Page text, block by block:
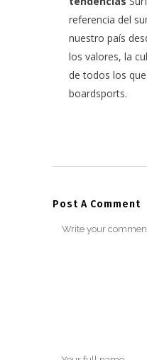
referencia del
nuestro país
los valores, la
de todos los
boardsports.
Post A Comment